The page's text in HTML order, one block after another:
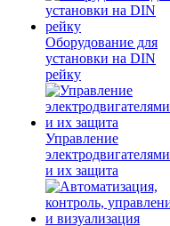
Оборудование для
установки на DIN
рейку
Управление
электродвигателями
и их защита